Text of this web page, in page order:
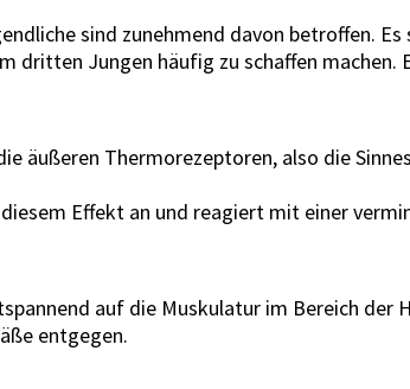
sind zunehmend davon betroffen.
Jungen häufig zu schaffen machen.
Thermorezeptoren, also die
Effekt an und reagiert mit einer
auf die Muskulatur im Bereich der
entgegen.